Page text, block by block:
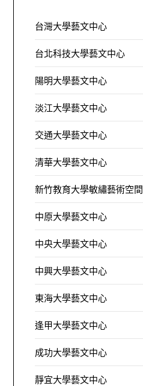
台灣大學藝文中心
台北科技大學藝文中心
陽明大學藝文中心
淡江大學藝文中心
交通大學藝文中心
清華大學藝文中心
新竹教育大學敏繡藝術空間
中原大學藝文中心
中央大學藝文中心
中興大學藝文中心
東海大學藝文中心
逢甲大學藝文中心
成功大學藝文中心
靜宜大學藝文中心